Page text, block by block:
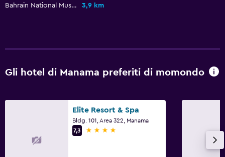
Bahrain National Museum
3,9 km
Gli hotel di Manama preferiti di momondo
Elite Resort & Spa
Bldg. 101, Area 322, Manama
7,3
4 stelle